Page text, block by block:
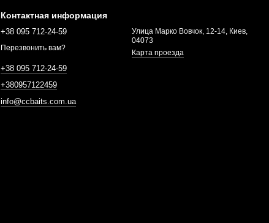
Контактная информация
+38 095 712-24-59
Перезвонить вам?
+38 095 712-24-59
+380957122459
info@ccbaits.com.ua
Улица Марко Вовчок, 12-14, Киев,
04073
Карта проезда